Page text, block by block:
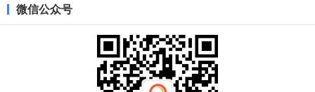
微信公众号